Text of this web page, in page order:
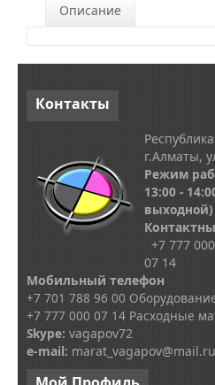
Описание
Контакты
г.Алматы,
Режим
13:00 -
выходной)
+7 777
07 14
Мобильный телефон
+7 701 788 96 00
+7 777 000 07 14 Расходные
Skype: vagapov72
e-mail: marat_vagapov@mail.ru